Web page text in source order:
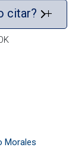
citar?
Morales